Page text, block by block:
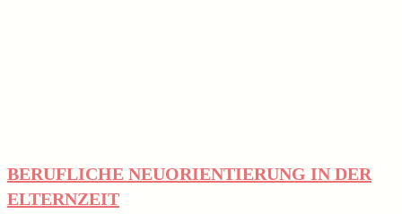
BERUFLICHE NEUORIENTIERUNG IN DER
ELTERNZEIT